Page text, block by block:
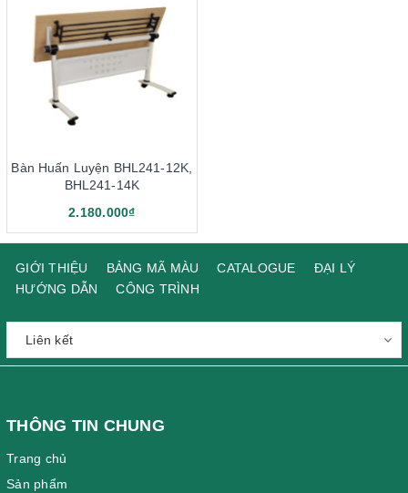
Bàn Huấn Luyện BHL241-12K,
BHL241-14K
2.180.000₫
GIỚI THIỆU BẢNG MÃ MÀU CATALOGUE
ĐẠI LÝ
HƯỚNG DẪN
CÔNG TRÌNH
THÔNG TIN CHUNG
Trang chủ
Sản phẩm